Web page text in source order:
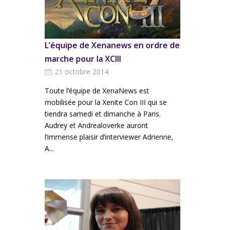
L’équipe de Xenanews en ordre de
marche pour la XCIII
21 octobre 2014
Toute l’équipe de XenaNews est
mobilisée pour la Xenite Con III qui se
tiendra samedi et dimanche à Paris.
Audrey et Andrealoverke auront
l’immense plaisir d’interviewer Adrienne,
A...